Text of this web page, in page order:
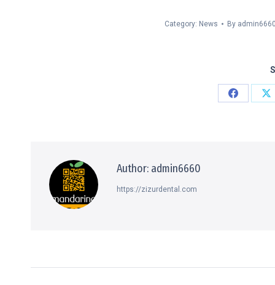
Category: News By
Share
Author: admin6660
https://zizurdental.com